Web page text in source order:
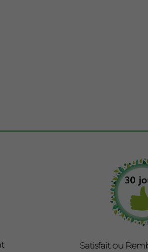
Satisfait ou